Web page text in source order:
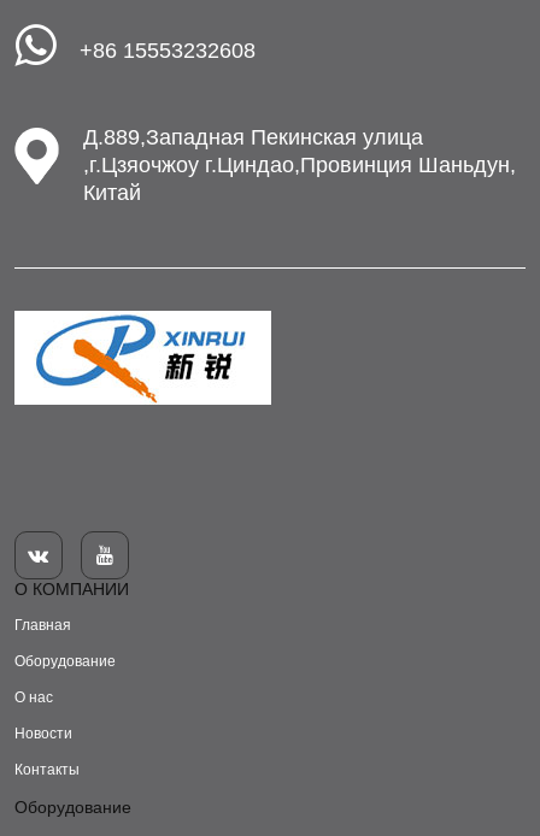
+86 15553232608
Д.889,Западная Пекинская улица
,г.Цзяочжоу г.Циндао,Провинция Шаньдун,
Китай


О КОМПАНИИ
Главная
Оборудование
О нас
Новости
Контакты
Оборудование